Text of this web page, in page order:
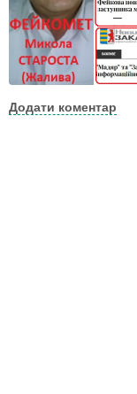
Додати коментар